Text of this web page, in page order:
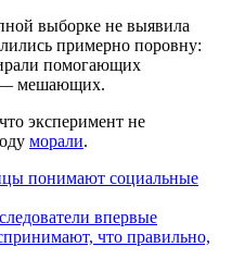
выборке не выявила
примерно поровну:
помогающих
― мешающих.
эксперимент не
морали.
понимают социальные
впервые
что правильно,